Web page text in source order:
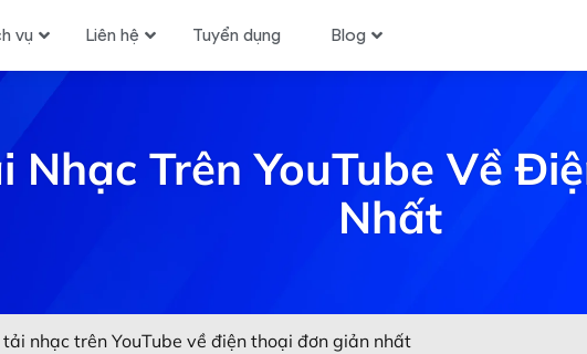
vụ Liên hệ Tuyển dụng Blog
Nhạc Trên YouTube Về
Nhất
tải nhạc trên YouTube về điện thoại đơn giản nhất